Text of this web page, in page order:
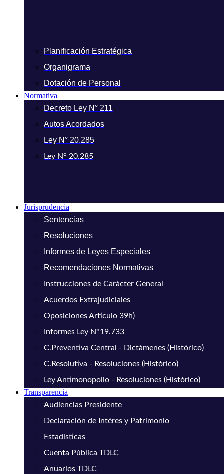
Planificación Estratégica
Organigrama
Dotación de Personal
Normativa
Decreto Ley N° 211
Autos Acordados
Ley N° 20.285
Ley N° 20.285
Jurisprudencia
Sentencias
Resoluciones
Informes de Leyes Especiales
Recomendaciones Normativas
Instrucciones de Carácter General
Acuerdos Extrajudiciales
Oposiciones Artículo 39h)
Informes Ley N°19.733
C.Preventiva Central - Dictámenes (Histórico)
C.Resolutiva - Resoluciones (Histórico)
Ley Antimonopolio - Resoluciones (Histórico)
Transparencia
Audiencias Presidente
Declaración de Intéres y Patrimonio
Estadísticas
Cuenta Pública TDLC
Anuarios TDLC